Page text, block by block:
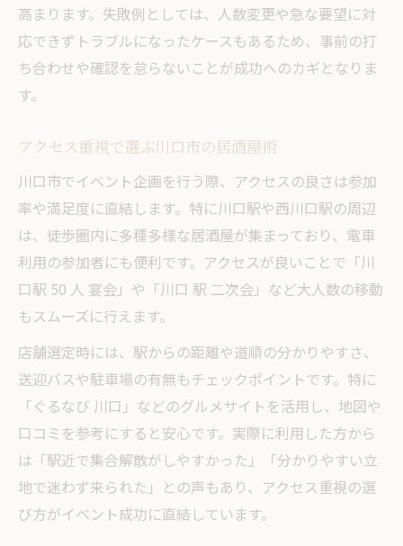
高まります。失敗例としては、人数変更や急な要望に対
応できずトラブルになったケースもあるため、事前の打
ち合わせや確認を怠らないことが成功へのカギとなりま
す。
アクセス重視で選ぶ川口市の居酒屋術
川口市でイベント企画を行う際、アクセスの良さは参加
率や満足度に直結します。特に川口駅や西川口駅の周辺
は、徒歩圏内に多種多様な居酒屋が集まっており、電車
利用の参加者にも便利です。アクセスが良いことで「川
口駅 50 人 宴会」や「川口 駅 二次会」など大人数の移動
もスムーズに行えます。
店舗選定時には、駅からの距離や道順の分かりやすさ、
送迎バスや駐車場の有無もチェックポイントです。特に
「ぐるなび 川口」などのグルメサイトを活用し、地図や
口コミを参考にすると安心です。実際に利用した方から
は「駅近で集合解散がしやすかった」「分かりやすい立
地で迷わず来られた」との声もあり、アクセス重視の選
び方がイベント成功に直結しています。